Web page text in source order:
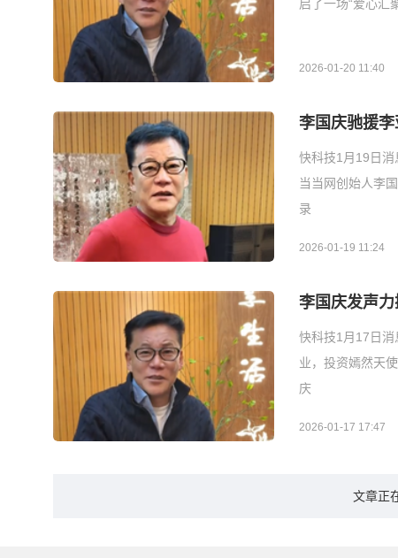
启了一场“爱心汇
2026-01-20 11:40
李国庆驰援
快科技1月19日消
当当网创始人李
录
2026-01-19 11:24
李国庆发声
快科技1月17日
业，投资嫣然天
庆
2026-01-17 17:47
文章正